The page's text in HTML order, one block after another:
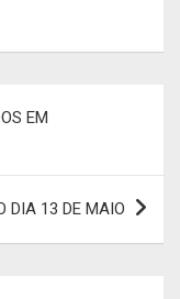
EM
DIA 13 DE MAIO